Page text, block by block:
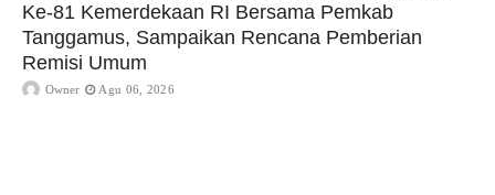
Ke-81 Kemerdekaan RI Bersama Pemkab
Tanggamus, Sampaikan Rencana Pemberian
Remisi Umum
Owner Agu 06, 2026